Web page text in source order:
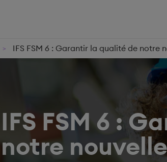
> IFS FSM 6 : Garantir la qualité de notre
IFS FSM 6 :
notre